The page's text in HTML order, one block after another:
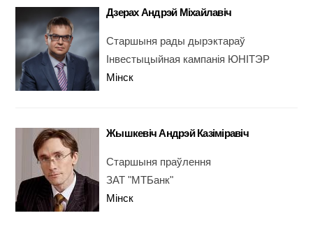
Дзерах Андрэй Міхайлавіч
Старшыня рады дырэктараў
Інвестыцыйная кампанія ЮНІТЭР
Мінск
Жышкевіч Андрэй Казіміравіч
Старшыня праўлення
ЗАТ "МТБанк"
Мінск